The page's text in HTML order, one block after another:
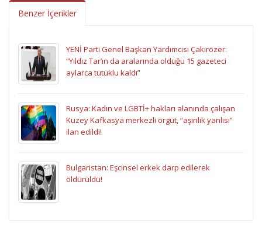
Benzer İçerikler
YENİ Parti Genel Başkan Yardımcısı Çakırözer:
“Yıldız Tar’ın da aralarında olduğu 15 gazeteci
aylarca tutuklu kaldı”
Rusya: Kadın ve LGBTİ+ hakları alanında çalışan
Kuzey Kafkasya merkezli örgüt, “aşırılık yanlısı”
ilan edildi!
Bulgaristan: Eşcinsel erkek darp edilerek
öldürüldü!